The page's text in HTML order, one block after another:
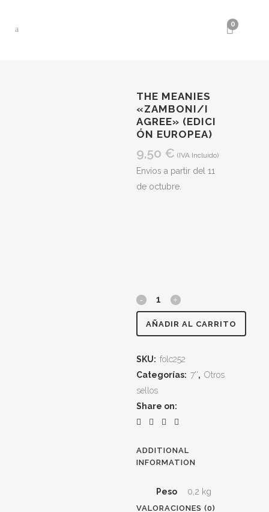
0
THE MEANIES
«ZAMBONI​​​/​​​I
AGREE» (EDICI​
Ó​N EUROPEA)
9,50 € (IVA Incluido)
Envíos a partir del 11
de octubre.
THE
MEANIES
I
Agree"
ó​
AÑADIR AL CARRITO
SKU: folc252
Categorías: 7'', Otros
sellos
Share on:
ADDITIONAL
INFORMATION
Peso 0,2 kg
VALORACIONES (0)